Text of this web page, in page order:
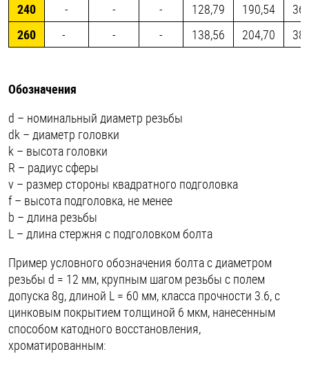
240
- - - 128,79 190,54
260
- - - 138,56 204,70
Обозначения
d – номинальный диаметр резьбы
dk – диаметр головки
k – высота головки
R – радиус сферы
v – размер стороны квадратного подголовка
f – высота подголовка, не менее
b – длина резьбы
L – длина стержня с подголовком болта
Пример условного обозначения болта с диаметром
резьбы d = 12 мм, крупным шагом резьбы с полем
допуска 8g, длиной L = 60 мм, класса прочности 3.6, с
цинковым покрытием толщиной 6 мкм, нанесенным
способом катодного восстановления,
хроматированным: